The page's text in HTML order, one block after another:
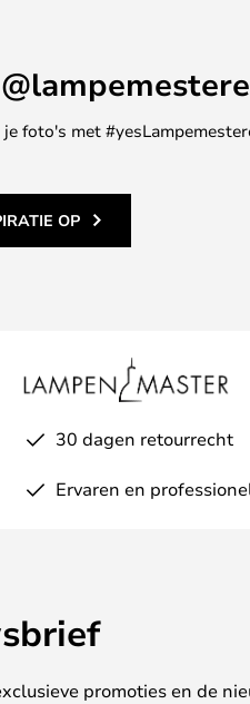
foto's met
OP
30 dagen retourrecht
Ervaren en
promoties en de